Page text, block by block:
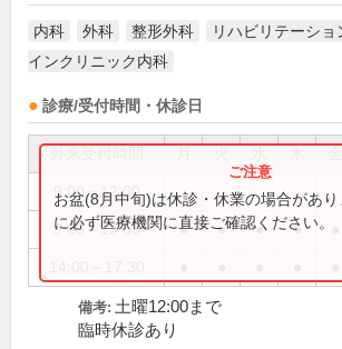
内科 外科 整形外科 リハビリテーショ
インクリニック内科
診療/受付時間・休診日
9:00～12:00
9:00～13:00 ● ● ● ●
お盆(8月中旬)は休診・休業の場合があ
に必ず医療機関に直接ご確認ください。
備考: 土曜12:00まで
臨時休診あり